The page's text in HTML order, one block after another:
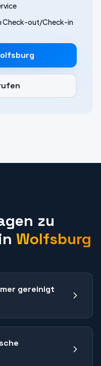
Check-out/Check-in
zu
Wolfsburg
gereinigt